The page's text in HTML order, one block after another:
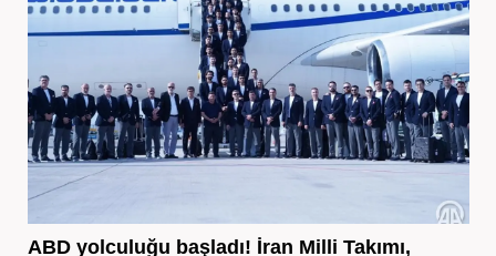
ABD yolculuğu başladı! İran Milli Takımı,